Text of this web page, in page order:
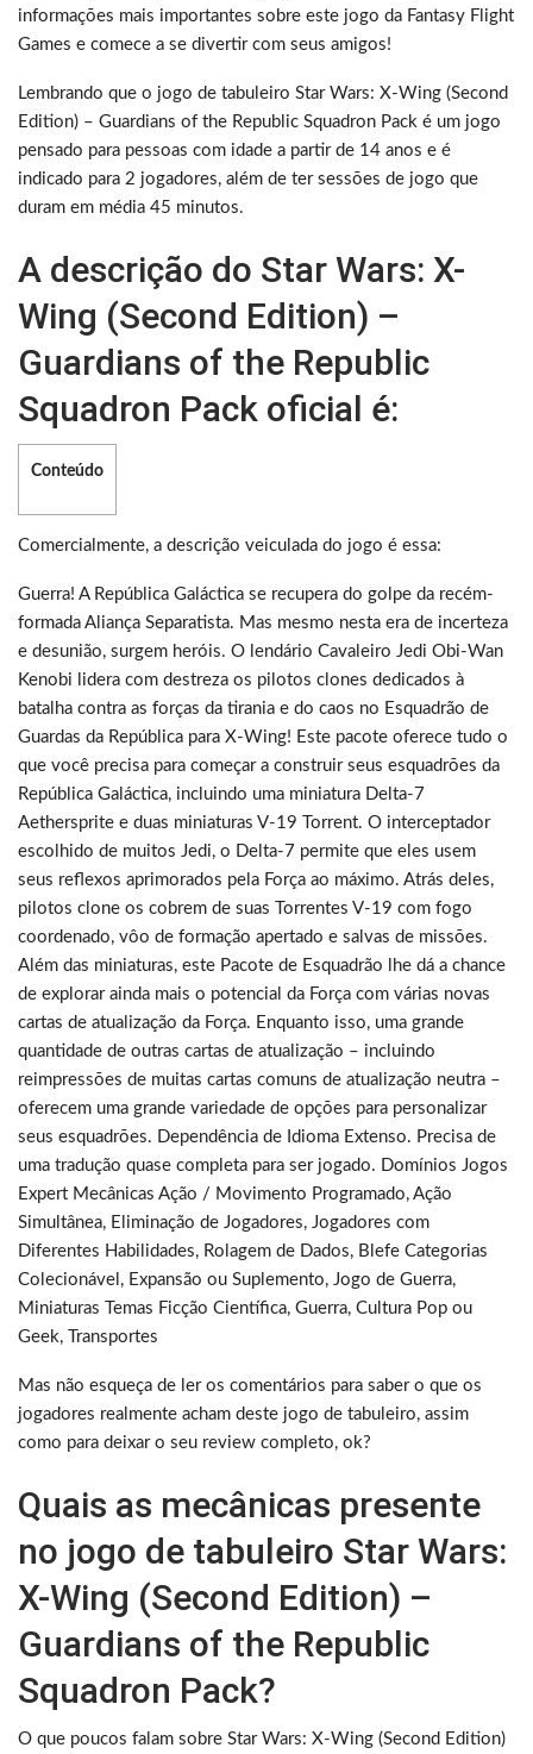
informações mais importantes sobre este jogo da Fantasy Flight
Games e comece a se divertir com seus amigos!
Lembrando que o jogo de tabuleiro Star Wars: X-Wing (Second
Edition) – Guardians of the Republic Squadron Pack é um jogo
pensado para pessoas com idade a partir de 14 anos e é
indicado para 2 jogadores, além de ter sessões de jogo que
duram em média 45 minutos.
A descrição do Star Wars: X-
Wing (Second Edition) –
Guardians of the Republic
Squadron Pack oficial é:
Conteúdo
Comercialmente, a descrição veiculada do jogo é essa:
Guerra! A República Galáctica se recupera do golpe da recém-
formada Aliança Separatista. Mas mesmo nesta era de incerteza
e desunião, surgem heróis. O lendário Cavaleiro Jedi Obi-Wan
Kenobi lidera com destreza os pilotos clones dedicados à
batalha contra as forças da tirania e do caos no Esquadrão de
Guardas da República para X-Wing! Este pacote oferece tudo o
que você precisa para começar a construir seus esquadrões da
República Galáctica, incluindo uma miniatura Delta-7
Aethersprite e duas miniaturas V-19 Torrent. O interceptador
escolhido de muitos Jedi, o Delta-7 permite que eles usem
seus reflexos aprimorados pela Força ao máximo. Atrás deles,
pilotos clone os cobrem de suas Torrentes V-19 com fogo
coordenado, vôo de formação apertado e salvas de missões.
Além das miniaturas, este Pacote de Esquadrão lhe dá a chance
de explorar ainda mais o potencial da Força com várias novas
cartas de atualização da Força. Enquanto isso, uma grande
quantidade de outras cartas de atualização – incluindo
reimpressões de muitas cartas comuns de atualização neutra –
oferecem uma grande variedade de opções para personalizar
seus esquadrões. Dependência de Idioma Extenso. Precisa de
uma tradução quase completa para ser jogado. Domínios Jogos
Expert Mecânicas Ação / Movimento Programado, Ação
Simultânea, Eliminação de Jogadores, Jogadores com
Diferentes Habilidades, Rolagem de Dados, Blefe Categorias
Colecionável, Expansão ou Suplemento, Jogo de Guerra,
Miniaturas Temas Ficção Científica, Guerra, Cultura Pop ou
Geek, Transportes
Mas não esqueça de ler os comentários para saber o que os
jogadores realmente acham deste jogo de tabuleiro, assim
como para deixar o seu review completo, ok?
Quais as mecânicas presente
no jogo de tabuleiro Star Wars:
X-Wing (Second Edition) –
Guardians of the Republic
Squadron Pack?
O que poucos falam sobre Star Wars: X-Wing (Second Edition)